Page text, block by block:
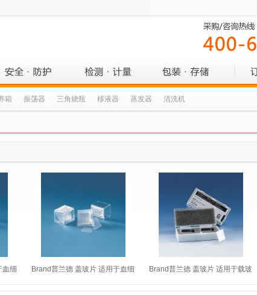
箱 振荡器 三角烧瓶 移液器 蒸发器 清洗机
血细
Brand普兰德 盖玻片 适用于血细
Brand普兰德 盖玻片 适用于载玻